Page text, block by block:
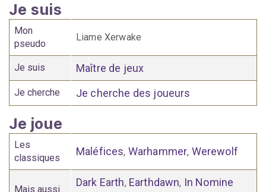
Je suis
Mon
pseudo
Liame Xerwake
Je suis Maître de jeux
Je cherche Je cherche des joueurs
Je joue
Les
classiques
Maléfices, Warhammer, Werewolf
Mais aussi
Dark Earth, Earthdawn, In Nomine